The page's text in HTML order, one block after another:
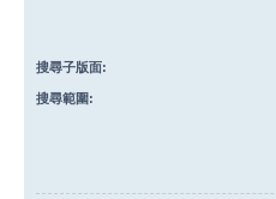
搜尋子版面:
搜尋範圍: